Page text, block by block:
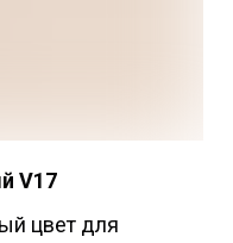
V17
цвет для